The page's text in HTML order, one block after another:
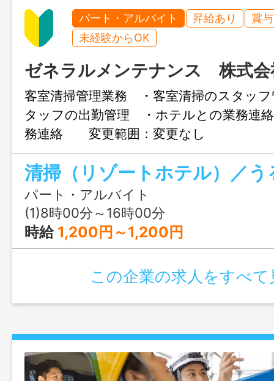
パート・アルバイト 昇給あり
賞
未経験からOK
ゼネラルメンテナンス 株式会
客室清掃管理業務 ・客室清掃のスタッ
タッフの出勤管理 ・ホテルとの業務連
務連絡 変更範囲：変更なし
パート・アルバイト
(1)8時00分～16時00分
時給 1,200円～1,200円
この企業の求人をすべて